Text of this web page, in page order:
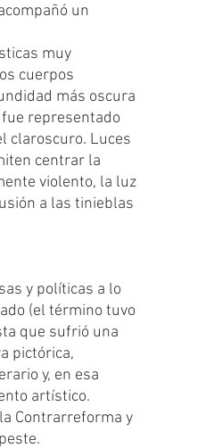
un
cuerpos
más oscura
representado
claroscuro. Luces
centrar la
violento, la luz
a las tinieblas
(el término tuvo
que sufrió una
pictórica,
y, en esa
artístico.
Contrarreforma y